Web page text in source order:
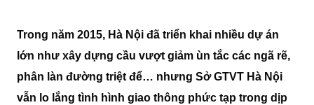
Trong năm 2015, Hà Nội đã triển khai nhiều dự án
lớn như xây dựng cầu vượt giảm ùn tắc các ngã rẽ,
phân làn đường triệt để… nhưng Sở GTVT Hà Nội
vẫn lo lắng tình hình giao thông phức tạp trong dịp